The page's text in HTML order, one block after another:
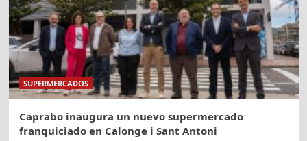
SUPERMERCADOS
Caprabo inaugura un nuevo supermercado
franquiciado en Calonge i Sant Antoni